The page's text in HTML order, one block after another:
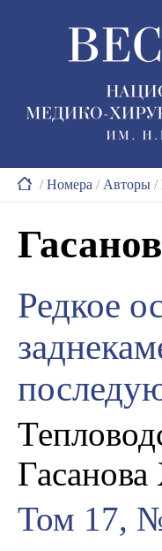
/Номера / Авторы /
Редкое
Том 17,